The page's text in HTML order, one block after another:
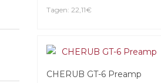
Tagen: 22,11€
CHERUB GT-6 Preamp